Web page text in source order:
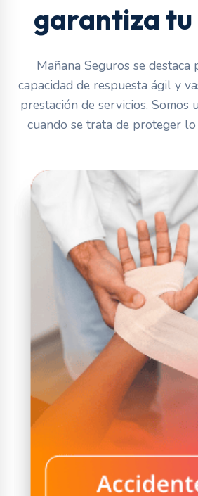
garantiza
Mañana Seguros se destaca
capacidad de respuesta ágil y
prestación de servicios. Somos
cuando se trata de proteger lo